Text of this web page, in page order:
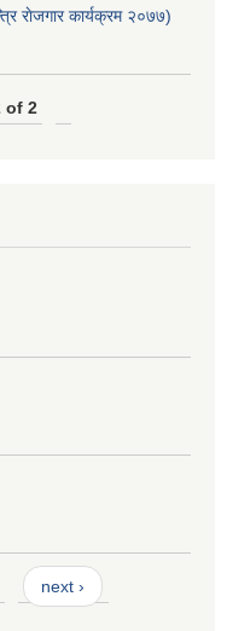
राेजगार कार्यक्रम २०७७)
of 2
next ›